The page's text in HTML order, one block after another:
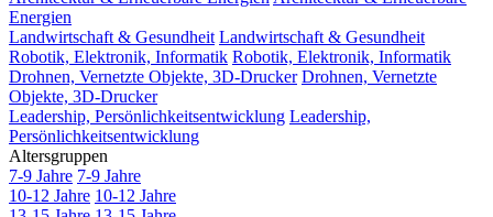
Energien
Landwirtschaft & Gesundheit Landwirtschaft & Gesundheit
Robotik, Elektronik, Informatik Robotik, Elektronik, Informatik
Drohnen, Vernetzte Objekte, 3D-Drucker Drohnen, Vernetzte
Objekte, 3D-Drucker
Leadership, Persönlichkeitsentwicklung Leadership,
Persönlichkeitsentwicklung
Altersgruppen
7-9 Jahre 7-9 Jahre
10-12 Jahre 10-12 Jahre